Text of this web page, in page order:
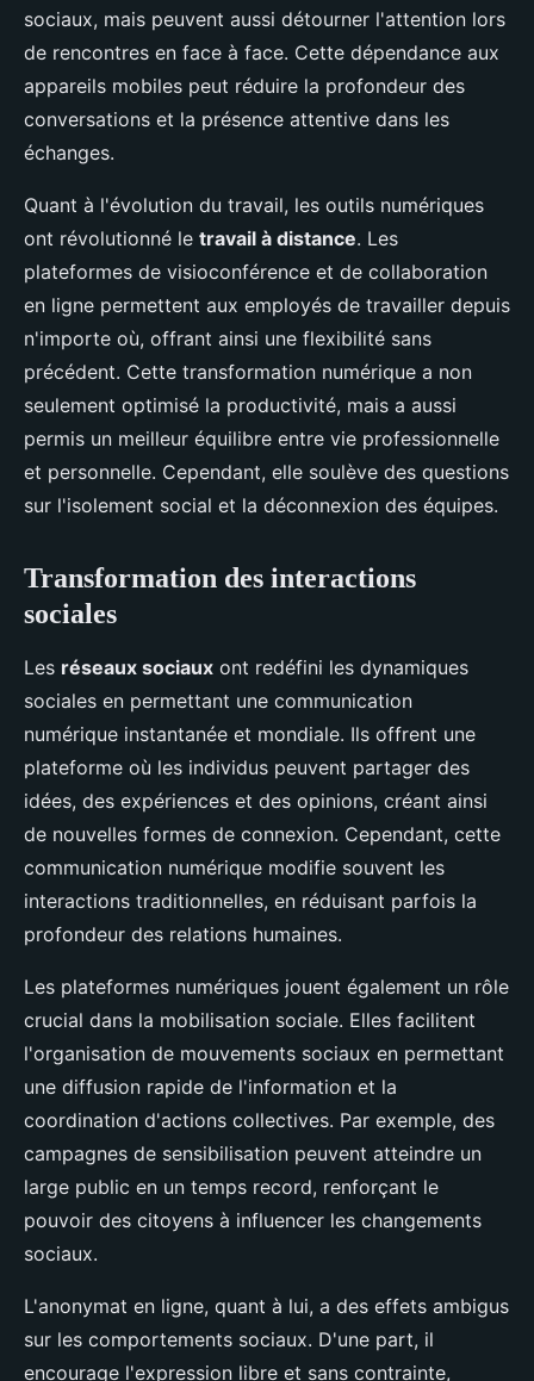
sociaux, mais peuvent aussi détourner l'attention lors
de rencontres en face à face. Cette dépendance aux
appareils mobiles peut réduire la profondeur des
conversations et la présence attentive dans les
échanges.
Quant à l'évolution du travail, les outils numériques
ont révolutionné le travail à distance. Les
plateformes de visioconférence et de collaboration
en ligne permettent aux employés de travailler depuis
n'importe où, offrant ainsi une flexibilité sans
précédent. Cette transformation numérique a non
seulement optimisé la productivité, mais a aussi
permis un meilleur équilibre entre vie professionnelle
et personnelle. Cependant, elle soulève des questions
sur l'isolement social et la déconnexion des équipes.
Transformation des interactions
sociales
Les réseaux sociaux ont redéfini les dynamiques
sociales en permettant une communication
numérique instantanée et mondiale. Ils offrent une
plateforme où les individus peuvent partager des
idées, des expériences et des opinions, créant ainsi
de nouvelles formes de connexion. Cependant, cette
communication numérique modifie souvent les
interactions traditionnelles, en réduisant parfois la
profondeur des relations humaines.
Les plateformes numériques jouent également un rôle
crucial dans la mobilisation sociale. Elles facilitent
l'organisation de mouvements sociaux en permettant
une diffusion rapide de l'information et la
coordination d'actions collectives. Par exemple, des
campagnes de sensibilisation peuvent atteindre un
large public en un temps record, renforçant le
pouvoir des citoyens à influencer les changements
sociaux.
L'anonymat en ligne, quant à lui, a des effets ambigus
sur les comportements sociaux. D'une part, il
encourage l'expression libre et sans contrainte,